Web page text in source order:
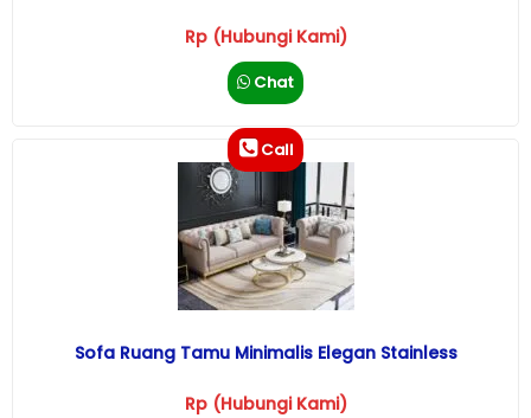
Rp (Hubungi Kami)
Chat
Call
Sofa Ruang Tamu Minimalis Elegan Stainless
Rp (Hubungi Kami)